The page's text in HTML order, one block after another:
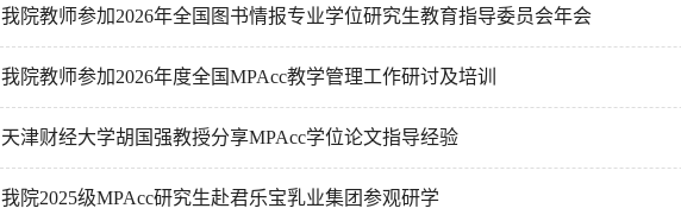
我院教师参加2026年全国图书情报专业学位研究生教育指导委员会年会
我院教师参加2026年度全国MPAcc教学管理工作研讨及培训
天津财经大学胡国强教授分享MPAcc学位论文指导经验
我院2025级MPAcc研究生赴君乐宝乳业集团参观研学